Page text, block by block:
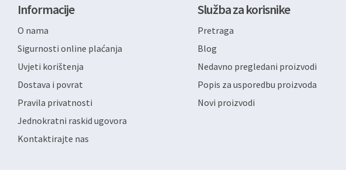
Informacije
O nama
Sigurnosti online plaćanja
Uvjeti korištenja
Dostava i povrat
Pravila privatnosti
Jednokratni raskid ugovora
Kontaktirajte nas
Služba za korisnike
Pretraga
Blog
Nedavno pregledani proizvodi
Popis za usporedbu proizvoda
Novi proizvodi